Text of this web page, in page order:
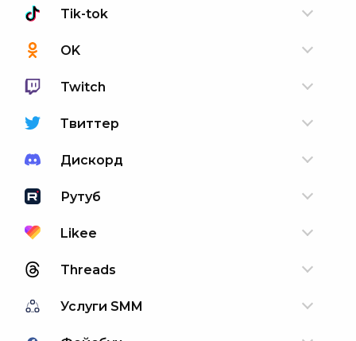
Tik-tok
OK
Twitch
Твиттер
Дискорд
Рутуб
Likee
Threads
Услуги SMM